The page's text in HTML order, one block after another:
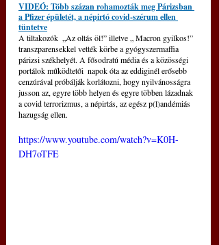
VIDEÓ: Több százan rohamozták meg Párizsban
a Pfizer épületét, a népirtó covid-szérum ellen
tüntetve
A tiltakozók  „Az oltás öl!” illetve „ Macron gyilkos!”
transzparensekkel vették körbe a gyógyszermaffia
párizsi székhelyét. A fősodratú média és a közösségi
portálok működtetői  napok óta az eddiginél erősebb
cenzúrával próbálják korlátozni, hogy nyilvánosságra
jusson az, egyre több helyen és egyre többen lázadnak
a covid terrorizmus, a népirtás, az egész p(l)andémiás
hazugság ellen.
https://www.youtube.com/watch?v=K0H-
DH7oTFE